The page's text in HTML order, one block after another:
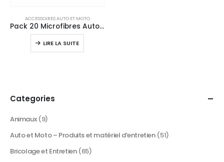
ACCESSOIRES AUTO ET MOTO
Pack 20 Microfibres Auto Professionnelles Découpe Laser (4 Couleurs)
LIRE LA SUITE
Categories
Animaux (9)
Auto et Moto – Produits et matériel d’entretien (51)
Bricolage et Entretien (65)